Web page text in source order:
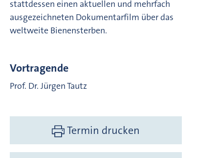
stattdessen einen aktuellen und mehrfach
ausgezeichneten Dokumentarfilm über das
weltweite Bienensterben.
Vortragende
Prof. Dr. Jürgen Tautz
Termin drucken